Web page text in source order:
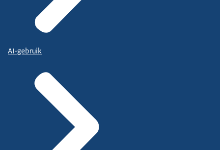
AI-gebruik